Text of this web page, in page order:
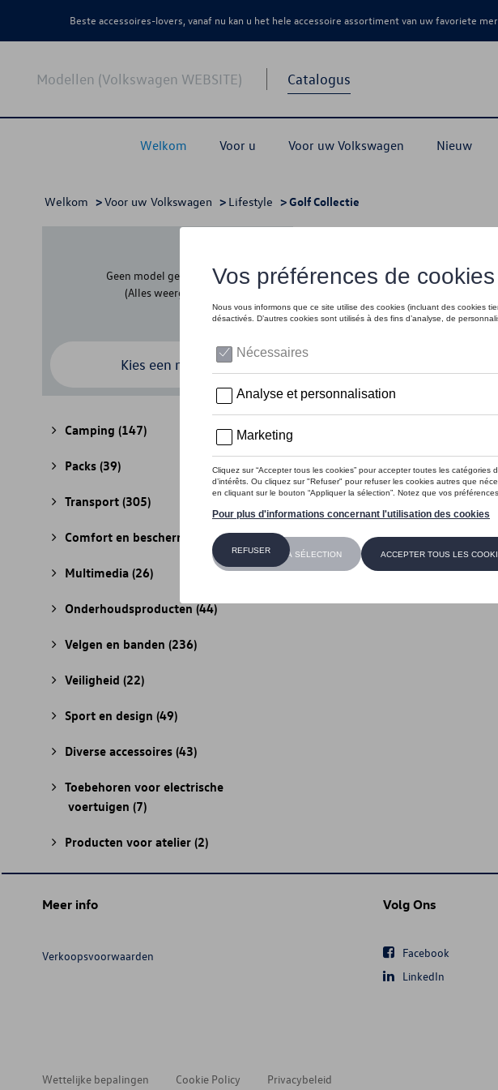
Beste accessoires-lovers, vanaf nu kan u het hele accessoire assortiment van uw favoriete
Modellen (Volkswagen WEBSITE) Catalogus
Welkom Voor u Voor uw Volkswagen Nieuw
Welkom >Voor uw Volkswagen > Lifestyle > Golf Collectie
Geen model geselecteerd
(Alles weergeven)
Kies een model
Camping (147)
Packs (39)
Transport (305)
Comfort en bescherming (841)
Multimedia (26)
Onderhoudsproducten(44)
Velgen en banden (236)
Veiligheid (22)
Sport en design (49)
Diverse accessoires (43)
Toebehoren voor electrische
voertuigen (7)
Producten voor atelier (2)
Meer info
Verkoopsvoorwaarden
Volg Ons
Facebook
LinkedIn
Wettelijke bepalingen Cookie Policy
Privacybeleid